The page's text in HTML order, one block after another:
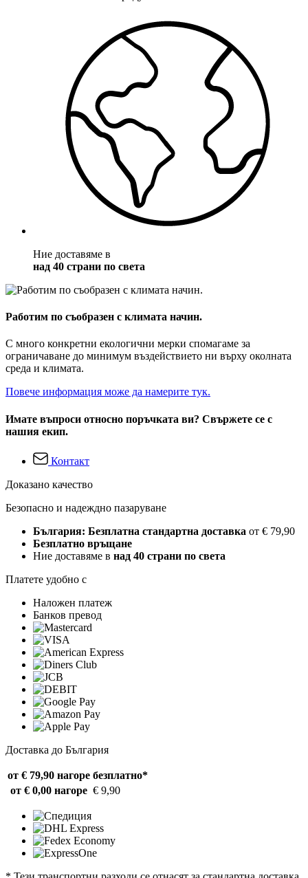
Ние доставяме в
над 40 страни по света
Работим по съобразен с климата начин.
С много конкретни екологични мерки спомагаме за
ограничаване до минимум въздействието ни върху околната
среда и климата.
Повече информация може да намерите тук.
Имате въпроси относно поръчката ви? Свържете се с
нашия екип.
Контакт
Доказано качество
Безопасно и надеждно пазаруване
България: Безплатна стандартна доставка от € 79,90
Безплатно връщане
Ние доставяме в над 40 страни по света
Платете удобно с
Наложен платеж
Банков превод
Доставка до България
от € 79,90 нагоре безплатно*
от € 0,00 нагоре € 9,90